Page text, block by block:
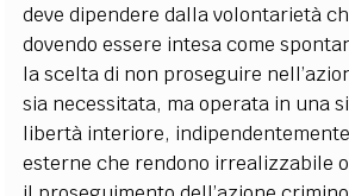
deve dipendere dalla volontarietà
dovendo essere intesa come
la scelta di non proseguire
sia necessitata, ma operata in una
libertà interiore,
esterne che rendono irrealizzabile